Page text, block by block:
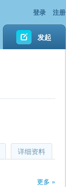
登录 注册
发起
详细资料
更多 »